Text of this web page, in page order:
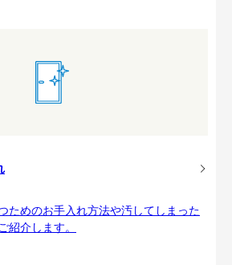
ためのお手入れ方法や汚してしまった
紹介します。